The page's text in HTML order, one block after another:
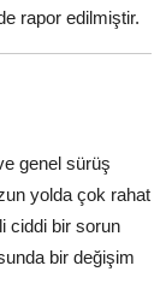
rapor edilmiştir.
genel sürüş
yolda çok rahat
ciddi bir sorun
bir değişim